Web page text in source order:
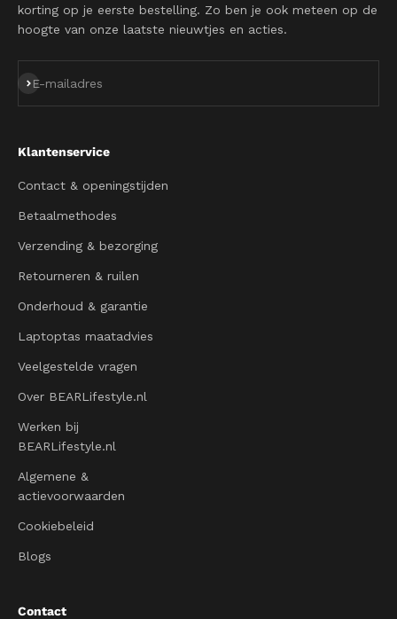
korting op je eerste bestelling. Zo ben je ook meteen op de
hoogte van onze laatste nieuwtjes en acties.
E-mailadres
Abonneren
Klantenservice
Contact & openingstijden
Betaalmethodes
Verzending & bezorging
Retourneren & ruilen
Onderhoud & garantie
Laptoptas maatadvies
Veelgestelde vragen
Over BEARLifestyle.nl
Werken bij
BEARLifestyle.nl
Algemene &
actievoorwaarden
Cookiebeleid
Blogs
Contact